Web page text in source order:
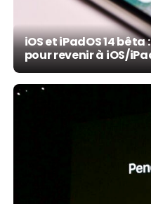
iOS et iPadOS 14
pour revenir à iOS/